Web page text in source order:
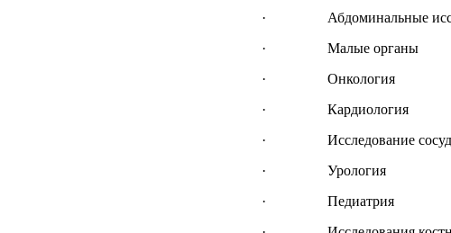
· Абдоминальные
· Малые органы
· Онкология
· Кардиология
· Исследование
· Урология
· Педиатрия